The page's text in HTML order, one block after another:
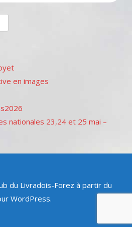
en images
nationales 23,24 et 25 mai –
du Livradois-Forez à partir du
WordPress.